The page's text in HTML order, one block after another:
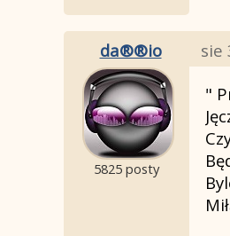
da®®io sie
5825 posty
"